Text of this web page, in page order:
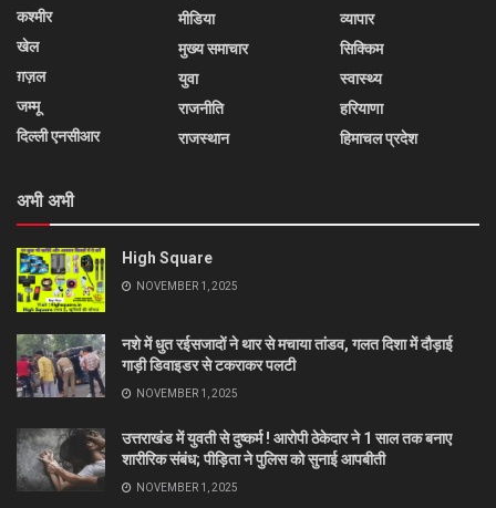
कश्मीर
खेल
ग़ज़ल
जम्मू
दिल्ली एनसीआर
मीडिया
मुख्य समाचार
युवा
राजनीति
राजस्थान
व्यापार
सिक्किम
स्वास्थ्य
हरियाणा
हिमाचल प्रदेश
अभी अभी
High Square
NOVEMBER 1, 2025
नशे में धुत रईसजादों ने थार से मचाया तांडव, गलत दिशा में दौड़ाई
गाड़ी डिवाइडर से टकराकर पलटी
NOVEMBER 1, 2025
उत्तराखंड में युवती से दुष्कर्म ! आरोपी ठेकेदार ने 1 साल तक बनाए
शारीरिक संबंध; पीड़िता ने पुलिस को सुनाई आपबीती
NOVEMBER 1, 2025